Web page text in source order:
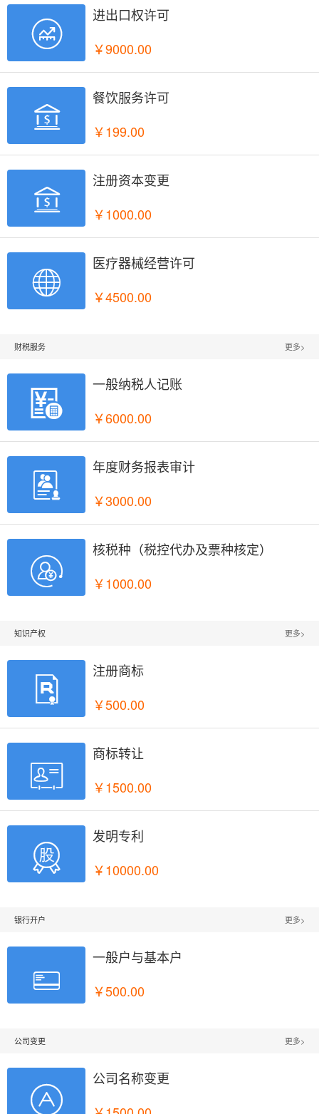

进出口权许可
￥9000.00

餐饮服务许可
￥199.00

注册资本变更
￥1000.00

医疗器械经营许可
￥4500.00
财税服务 更多>

一般纳税人记账
￥6000.00

年度财务报表审计
￥3000.00

核税种（税控代办及票种核定）
￥1000.00
知识产权 更多>

注册商标
￥500.00

商标转让
￥1500.00

发明专利
￥10000.00
银行开户 更多>

一般户与基本户
￥500.00
公司变更 更多>

公司名称变更